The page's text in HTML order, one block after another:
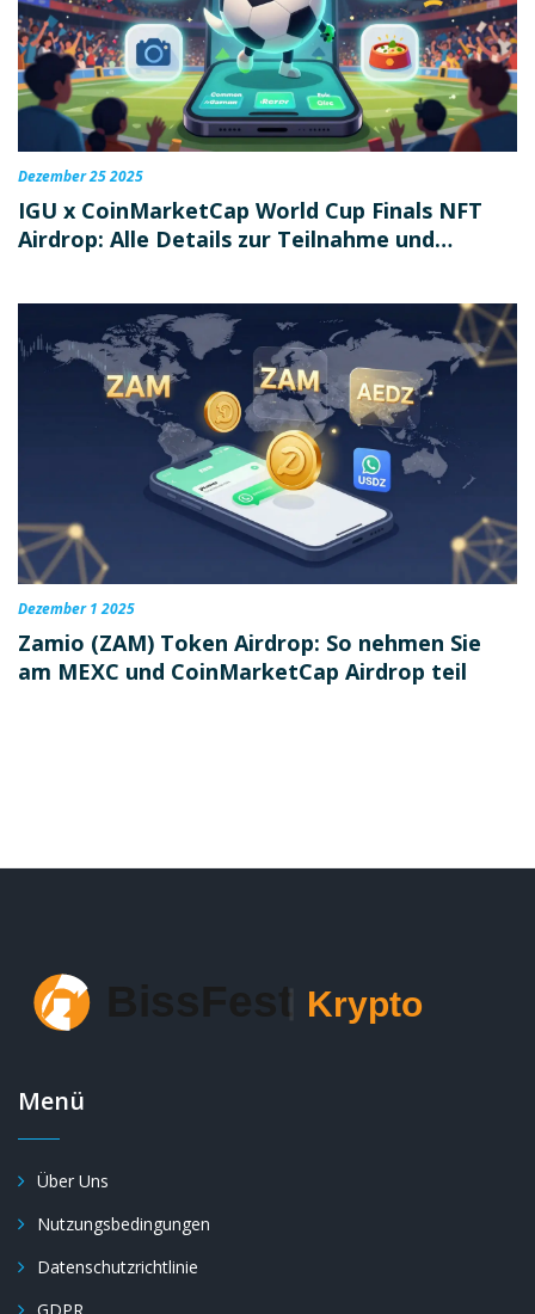
Dezember 25 2025
IGU x CoinMarketCap World Cup Finals NFT
Airdrop: Alle Details zur Teilnahme und
Dezember 1 2025
Zamio (ZAM) Token Airdrop: So nehmen Sie
am MEXC und CoinMarketCap Airdrop teil
Menü
Über Uns
Nutzungsbedingungen
Datenschutzrichtlinie